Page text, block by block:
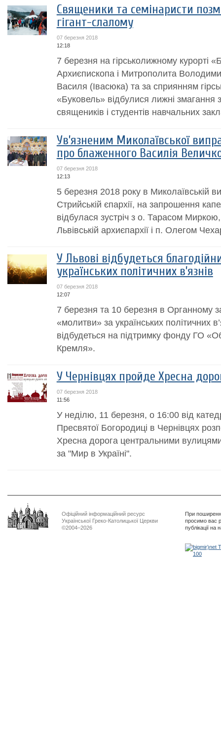
Священики та семінаристи
гігант-слалому
07 березня 2018
12:18
7 березня на гірськолижному курорті
Архиєпископа і Митрополита
Василя (Івасюка) та за сприянням
«Буковель» відбулися лижні змагання
священиків і студентів навчальних
Ув’язненим Миколаївської
про блаженного Василія
07 березня 2018
12:13
5 березня 2018 року в Миколаївській
Стрийській єпархії, на запрошення
відбулася зустріч з о. Тарасом
Львівській архиєпархії і п. Олегом
У Львові відбудеться
українських політичних в’язнів
07 березня 2018
12:07
7 березня та 10 березня в Органному
«молитви» за українських політичних
відбудеться на підтримку фонду ГО
Кремля».
У Чернівцях пройде Хресна
07 березня 2018
11:56
У неділю, 11 березня, о 16:00 від
Пресвятої Богородиці в Чернівцях
Хресна дорога центральними
за "Мир в Україні".
Офіційний інформаційний ресурс
Української Греко-Католицької Церкви
©2004–2026
При
просимо вас
публікації на